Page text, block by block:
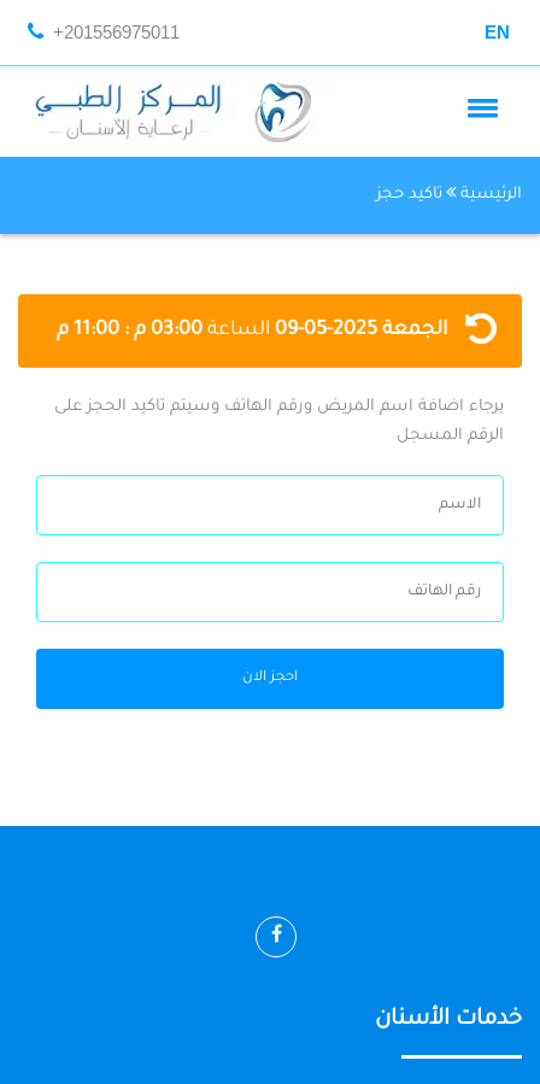
+201556975011 EN
الرئيسية تاكيد حجز
الجمعة 2025-05-09 الساعة 03:00 م : 11:00 م
برجاء اضافة اسم المريض ورقم الهاتف وسيتم تاكيد الحجز على
الرقم المسجل
احجز الان
خدمات الأسنان